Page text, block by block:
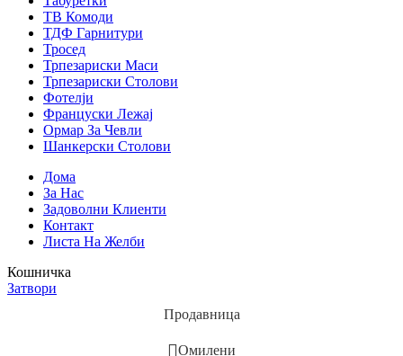
ТВ Комоди
ТДФ Гарнитури
Тросед
Трпезариски Маси
Трпезариски Столови
Фотелји
Француски Лежај
Ормар За Чевли
Шанкерски Столови
Дома
За Нас
Задоволни Клиенти
Контакт
Листа На Желби
Кошничка
Затвори
Продавница
Омилени